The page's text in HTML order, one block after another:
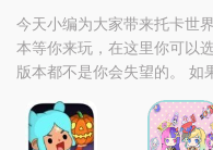
今天小编为大家带来托卡世
本等你来玩，在这里你可以
版本都不是你会失望的。 如